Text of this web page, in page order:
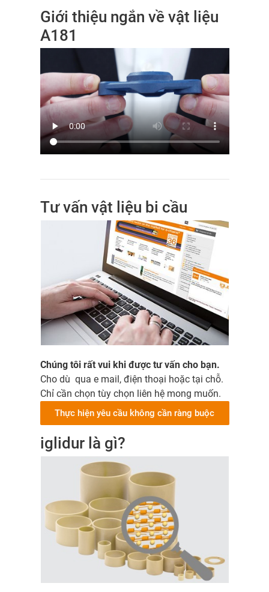
Giới thiệu ngắn về vật liệu
A181
Tư vấn vật liệu bi cầu
Chúng tôi rất vui khi được tư vấn cho bạn.
Cho dù qua e mail, điện thoại hoặc tại chỗ.
Chỉ cần chọn tùy chọn liên hệ mong muốn.
Thực hiện yêu cầu không cần ràng buộc
iglidur là gì?